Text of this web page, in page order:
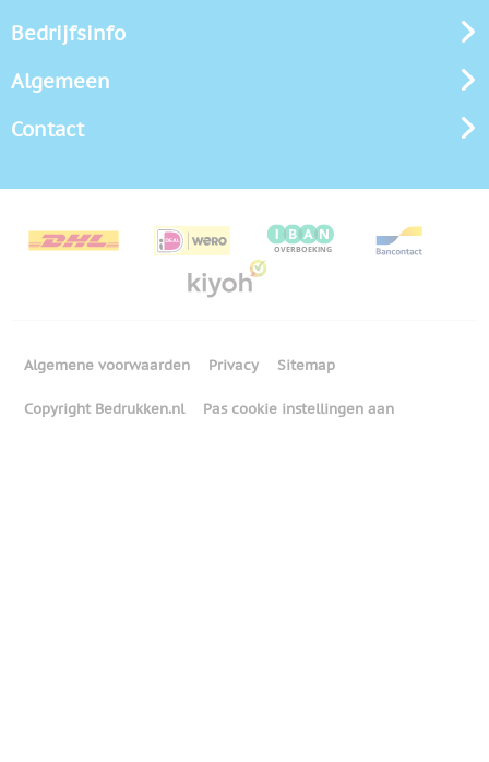
Bedrijfsinfo
Algemeen
Contact
Algemene voorwaarden Privacy Sitemap
Copyright Bedrukken.nl Pas cookie instellingen aan